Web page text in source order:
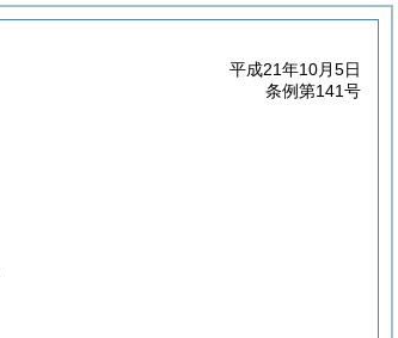
平成21年10月5日
条例第141号